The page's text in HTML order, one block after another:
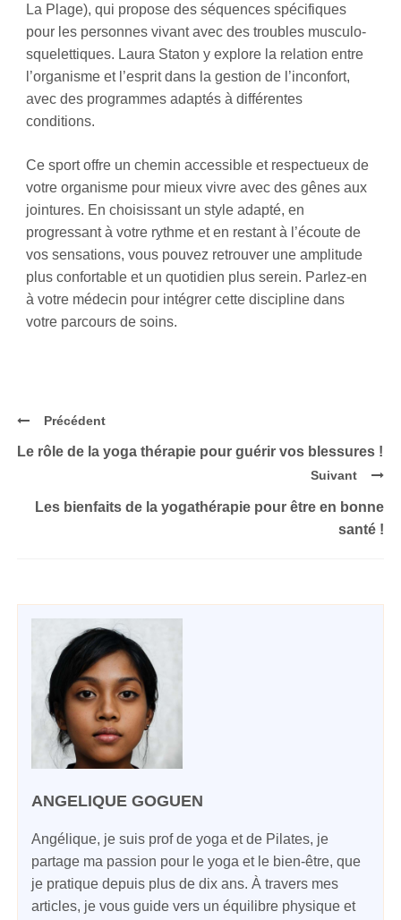
La Plage), qui propose des séquences spécifiques
pour les personnes vivant avec des troubles musculo-
squelettiques. Laura Staton y explore la relation entre
l’organisme et l’esprit dans la gestion de l’inconfort,
avec des programmes adaptés à différentes
conditions.
Ce sport offre un chemin accessible et respectueux de
votre organisme pour mieux vivre avec des gênes aux
jointures. En choisissant un style adapté, en
progressant à votre rythme et en restant à l’écoute de
vos sensations, vous pouvez retrouver une amplitude
plus confortable et un quotidien plus serein. Parlez-en
à votre médecin pour intégrer cette discipline dans
votre parcours de soins.
Précédent
Le rôle de la yoga thérapie pour guérir vos blessures !
Suivant
Les bienfaits de la yogathérapie pour être en bonne
santé !
ANGELIQUE GOGUEN
Angélique, je suis prof de yoga et de Pilates, je
partage ma passion pour le yoga et le bien-être, que
je pratique depuis plus de dix ans. À travers mes
articles, je vous guide vers un équilibre physique et